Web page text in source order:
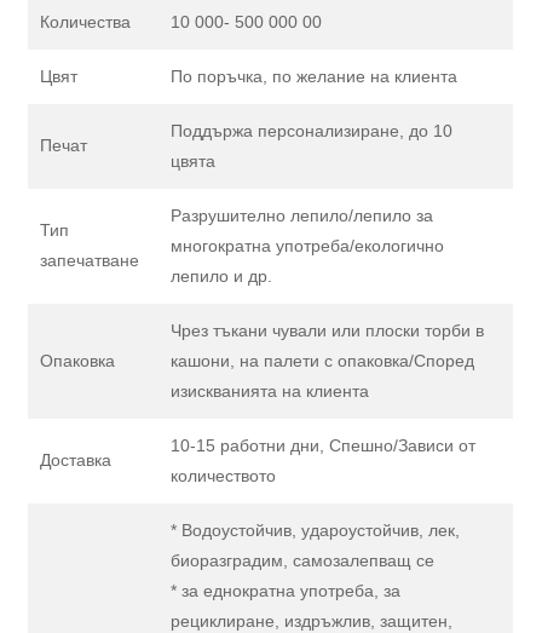
Количества 10 000- 500 000 00
Цвят По поръчка, по желание на клиента
Печат
Поддържа персонализиране, до 10
цвята
Тип
запечатване
Разрушително лепило/лепило за
многократна употреба/екологично
лепило и др.
Опаковка
Чрез тъкани чували или плоски торби в
кашони, на палети с опаковка/Според
изискванията на клиента
Доставка
10-15 работни дни, Спешно/Зависи от
количеството
* Водоустойчив, удароустойчив, лек,
биоразградим, самозалепващ се
* за еднократна употреба, за
рециклиране, издръжлив, защитен,